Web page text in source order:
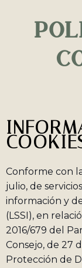
Conforme con
julio, de
información y
(LSSI), en
2016/679 del
Consejo, de 27
Protección de